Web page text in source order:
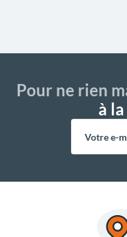
Pour ne rien
à